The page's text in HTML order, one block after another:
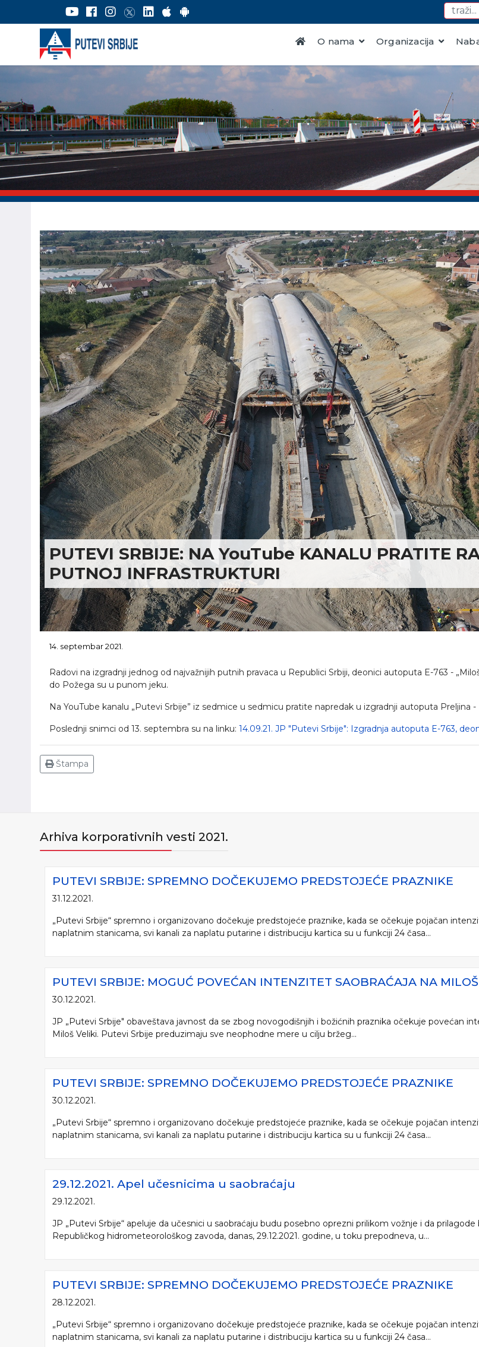
O nama Organizacija
PUTEVI SRBIJE: NA YouTube KANALU PRATITE
PUTNOJ INFRASTRUKTURI
14. septembar 2021.
Radovi na izgradnji jednog od najvažnijih putnih pravaca u Republici Srbiji, deonici autoputa E-763 -
do Požega su u punom jeku.
Na YouTube kanalu „Putevi Srbije” iz sedmice u sedmicu pratite napredak u izgradnji autoputa Preljina -
Poslednji snimci od 13. septembra su na linku: 14.09.21. JP "Putevi Srbije": Izgradnja autoputa E-763,
Štampa
Arhiva korporativnih vesti 2021.
PUTEVI SRBIJE: SPREMNO DOČEKUJEMO PREDSTOJEĆE PRAZNIKE
31.12.2021.
„Putevi Srbije“ spremno i organizovano dočekuje predstojeće praznike, kada se očekuje pojačan
naplatnim stanicama, svi kanali za naplatu putarine i distribuciju kartica su u funkciji 24 časa...
PUTEVI SRBIJE: MOGUĆ POVEĆAN INTENZITET SAOBRAĆAJA NA
30.12.2021.
JP „Putevi Srbije" obaveštava javnost da se zbog novogodišnjih i božićnih praznika očekuje povećan
Miloš Veliki. Putevi Srbije preduzimaju sve neophodne mere u cilju bržeg...
PUTEVI SRBIJE: SPREMNO DOČEKUJEMO PREDSTOJEĆE PRAZNIKE
30.12.2021.
„Putevi Srbije“ spremno i organizovano dočekuje predstojeće praznike, kada se očekuje pojačan
naplatnim stanicama, svi kanali za naplatu putarine i distribuciju kartica su u funkciji 24 časa...
29.12.2021. Apel učesnicima u saobraćaju
29.12.2021.
JP „Putevi Srbije“ apeluje da učesnici u saobraćaju budu posebno oprezni prilikom vožnje i da
Republičkog hidrometeorološkog zavoda, danas, 29.12.2021. godine, u toku prepodneva, u...
PUTEVI SRBIJE: SPREMNO DOČEKUJEMO PREDSTOJEĆE PRAZNIKE
28.12.2021.
„Putevi Srbije“ spremno i organizovano dočekuje predstojeće praznike, kada se očekuje pojačan
naplatnim stanicama, svi kanali za naplatu putarine i distribuciju kartica su u funkciji 24 časa...